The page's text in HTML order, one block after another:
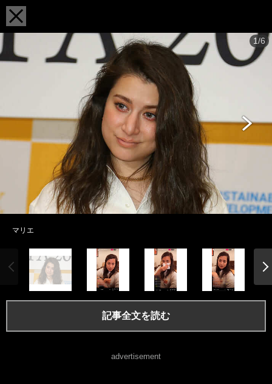
1/6
マリエ
記事全文を読む
advertisement